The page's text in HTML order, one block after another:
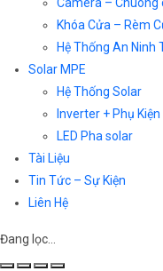
Camera – Chuông
Khóa Cửa – Rèm
Hệ Thống An Ninh
Solar MPE
Hệ Thống Solar
Inverter + Phụ Kiện
LED Pha solar
Tài Liệu
Tin Tức – Sự Kiện
Liên Hệ
Đang lọc…